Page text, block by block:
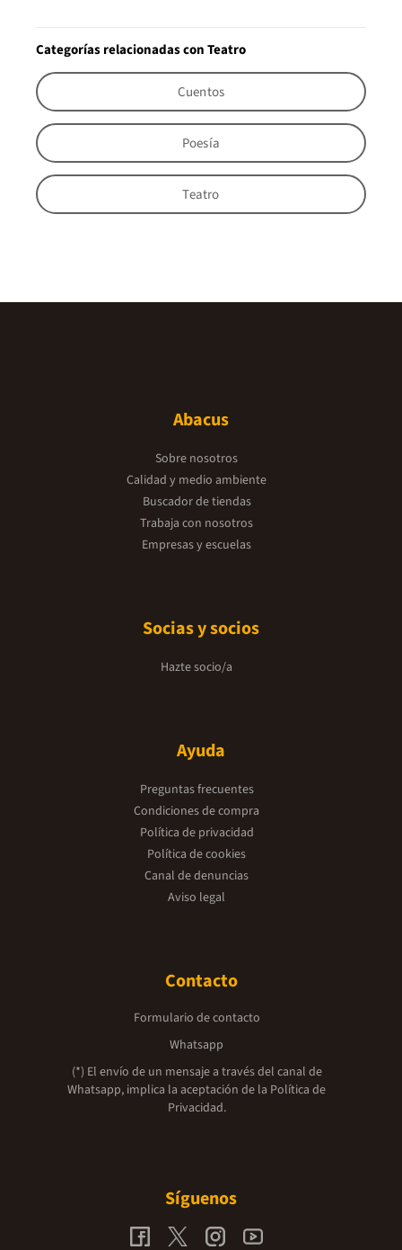
Categorías relacionadas con Teatro
Cuentos
Poesía
Teatro
Abacus
Sobre nosotros
Calidad y medio ambiente
Buscador de tiendas
Trabaja con nosotros
Empresas y escuelas
Socias y socios
Hazte socio/a
Ayuda
Preguntas frecuentes
Condiciones de compra
Política de privacidad
Política de cookies
Canal de denuncias
Aviso legal
Contacto
Formulario de contacto
Whatsapp
(*) El envío de un mensaje a través del canal de
Whatsapp, implica la aceptación de la Política de
Privacidad.
Síguenos